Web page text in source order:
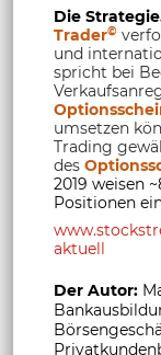
Die
Trader©
und
spricht bei
umsetzen
Trading
des
2019 weisen
Positionen
aktuell
Der Autor: